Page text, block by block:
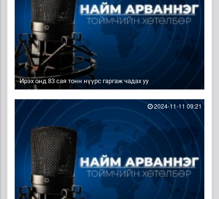
Ирэх онд 83 сая тонн нүүрс гаргаж чадах уу
2024-11-11 09:21